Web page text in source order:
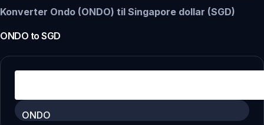
Konverter Ondo (ONDO) til Singapore dollar (SGD)
ONDO toSGD
ONDO